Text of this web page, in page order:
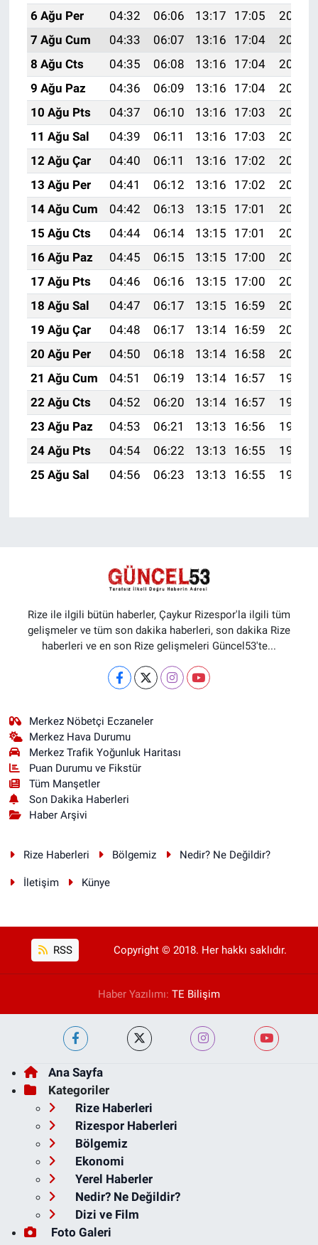
6 Ağu Per
04:32 06:06 13:17 17:05
20:17
7 Ağu Cum
04:33 06:07 13:16 17:04
20:16
8 Ağu Cts
04:35 06:08 13:16 17:04
20:15
9 Ağu Paz
04:36 06:09 13:16 17:04
20:14
10 Ağu Pts
04:37 06:10 13:16 17:03
20:13
11 Ağu Sal
04:39 06:11 13:16 17:03
20:11
12 Ağu Çar
04:40 06:11 13:16 17:02
20:10
13 Ağu Per
04:41 06:12 13:16 17:02
20:09
14 Ağu Cum
04:42 06:13 13:15 17:01
20:08
15 Ağu Cts
04:44 06:14 13:15 17:01
20:06
16 Ağu Paz
04:45 06:15 13:15 17:00
20:05
17 Ağu Pts
04:46 06:16 13:15 17:00
20:04
18 Ağu Sal
04:47 06:17 13:15 16:59
20:03
19 Ağu Çar
04:48 06:17 13:14 16:59
20:01
20 Ağu Per
04:50 06:18 13:14 16:58
20:00
21 Ağu Cum
04:51 06:19 13:14 16:57
19:59
22 Ağu Cts
04:52 06:20 13:14 16:57
19:57
23 Ağu Paz
04:53 06:21 13:13 16:56
19:56
24 Ağu Pts
04:54 06:22 13:13 16:55
19:55
25 Ağu Sal
04:56 06:23 13:13 16:55 19:53
Rize ile ilgili bütün haberler, Çaykur Rizespor'la ilgili tüm
gelişmeler ve tüm son dakika haberleri, son dakika Rize
haberleri ve en son Rize gelişmeleri Güncel53'te...
Merkez Nöbetçi Eczaneler
Merkez Hava Durumu
Merkez Trafik Yoğunluk Haritası
Puan Durumu ve Fikstür
Tüm Manşetler
Son Dakika Haberleri
Haber Arşivi
Rize Haberleri Bölgemiz Nedir? Ne Değildir?
İletişim Künye
RSS Copyright © 2018. Her hakkı saklıdır.
Haber Yazılımı: TE Bilişim
Ana Sayfa
Kategoriler
Rize Haberleri
Rizespor Haberleri
Bölgemiz
Ekonomi
Yerel Haberler
Nedir? Ne Değildir?
Dizi ve Film
Foto Galeri